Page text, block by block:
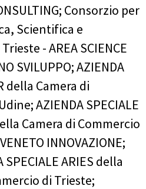
Consorzio per
Scientifica e
- AREA SCIENCE
SVILUPPO; AZIENDA
della Camera di
AZIENDA SPECIALE
Camera di Commercio
INNOVAZIONE;
SPECIALE ARIES della
di Trieste;